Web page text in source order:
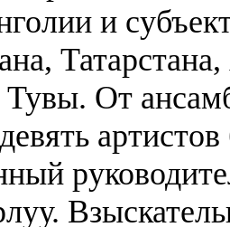
и
Тувы. От